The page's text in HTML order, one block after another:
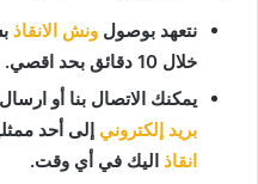
نتعهد بوصول ونش الانقاذ
خلال 10 دقائق بحد اقصي.
يمكنك الاتصال بنا أو
بريد إلكتروني إلى أحد
انقاذ اليك في أي وقت.